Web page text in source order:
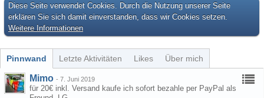
Diese Seite verwendet Cookies. Durch die Nutzung unserer Seite
erklären Sie sich damit einverstanden, dass wir Cookies setzen.
Weitere Informationen
Pinnwand Letzte Aktivitäten Likes Über mich
Mimo - 7. Juni 2019
für 20€ inkl. Versand kaufe ich sofort bezahle per PayPal als